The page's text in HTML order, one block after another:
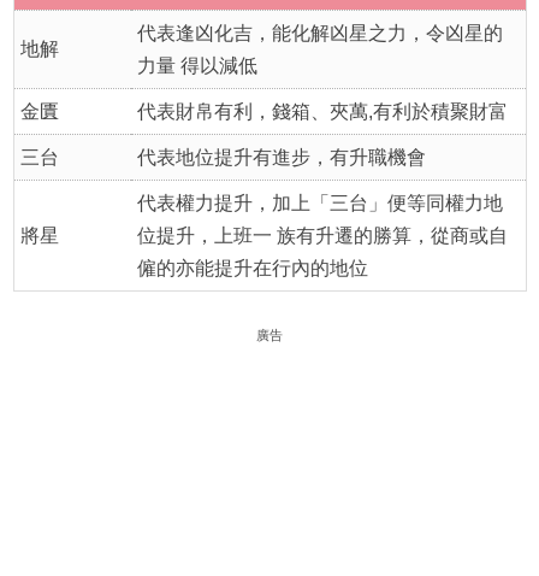
地解
代表逢凶化吉，能化解凶星之力，令凶星的
力量 得以減低
金匱 代表財帛有利，錢箱、夾萬,有利於積聚財富
三台 代表地位提升有進步，有升職機會
將星
代表權力提升，加上「三台」便等同權力地
位提升，上班一 族有升遷的勝算，從商或自
僱的亦能提升在行內的地位
廣告